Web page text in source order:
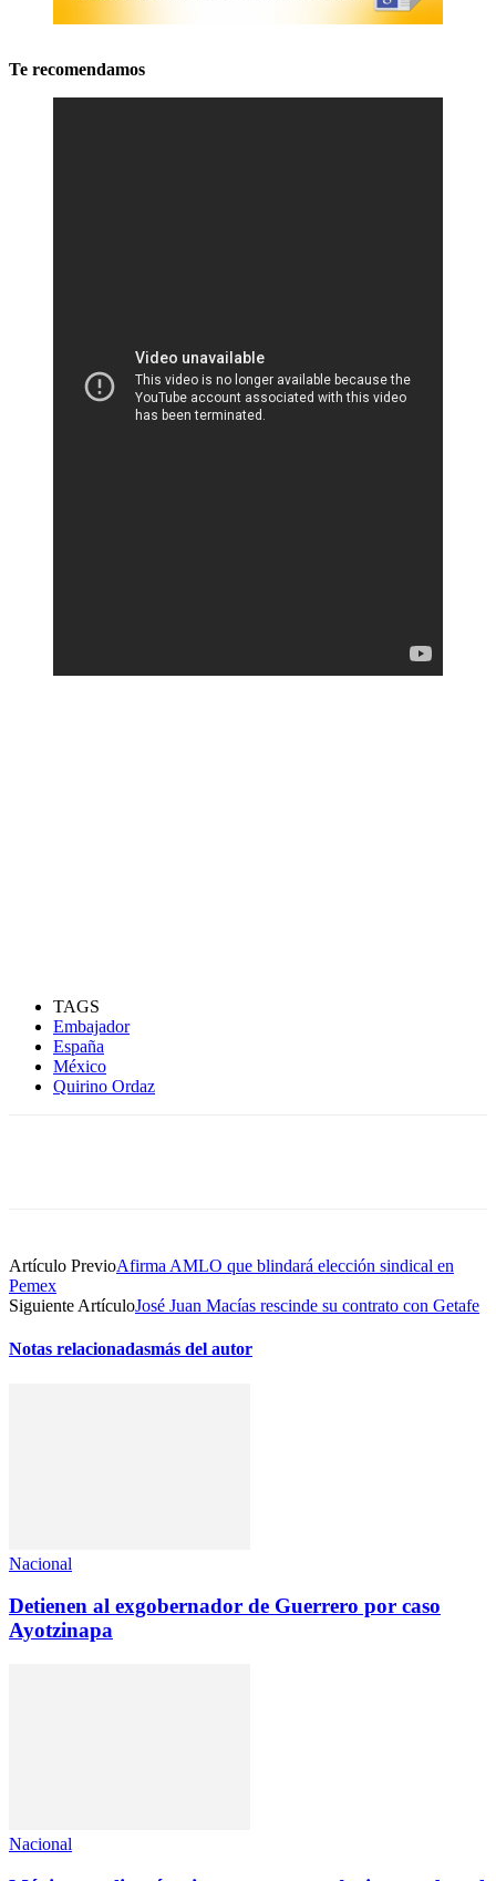
Te recomendamos
TAGS
Embajador
España
México
Quirino Ordaz
Artículo PrevioAfirma AMLO que blindará elección sindical en
Pemex
Siguiente ArtículoJosé Juan Macías rescinde su contrato con Getafe
Notas relacionadasmás del autor
Nacional
Detienen al exgobernador de Guerrero por caso
Ayotzinapa
Nacional